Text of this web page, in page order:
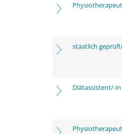
staatlich
Diätassistent/-in